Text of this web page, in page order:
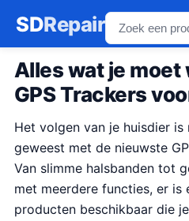
SDRepair
Alles wat je moet
GPS Trackers
Het volgen van je huisdier
geweest met de nieuwste
Van slimme halsbanden tot
met meerdere functies, er is
producten beschikbaar die